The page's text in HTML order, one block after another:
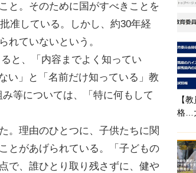
と。そのために国がすべきことを
准している。しかし、約30年経
れていないという。
と、「内容までよく知ってい
い」と「名前だけ知っている」教
等については、「特に何もして
。理由のひとつに、子供たちに関
とがあげられている。「子どもの
で、誰ひとり取り残さずに、健や
【
格…